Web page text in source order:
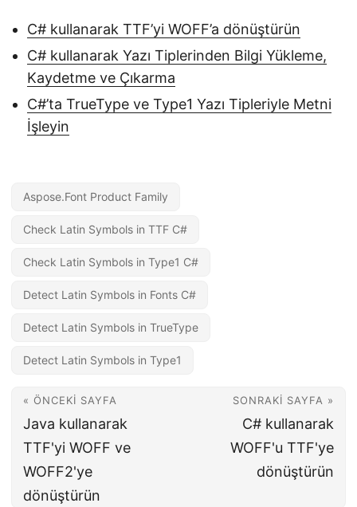
C# kullanarak TTF’yi WOFF’a dönüştürün
C# kullanarak Yazı Tiplerinden Bilgi Yükleme,
Kaydetme ve Çıkarma
C#’ta TrueType ve Type1 Yazı Tipleriyle Metni
İşleyin
Aspose.Font Product Family
Check Latin Symbols in TTF C#
Check Latin Symbols in Type1 C#
Detect Latin Symbols in Fonts C#
Detect Latin Symbols in TrueType
Detect Latin Symbols in Type1
« ÖNCEKI SAYFA
Java kullanarak
TTF'yi WOFF ve
WOFF2'ye
dönüştürün
SONRAKI SAYFA »
C# kullanarak
WOFF'u TTF'ye
dönüştürün